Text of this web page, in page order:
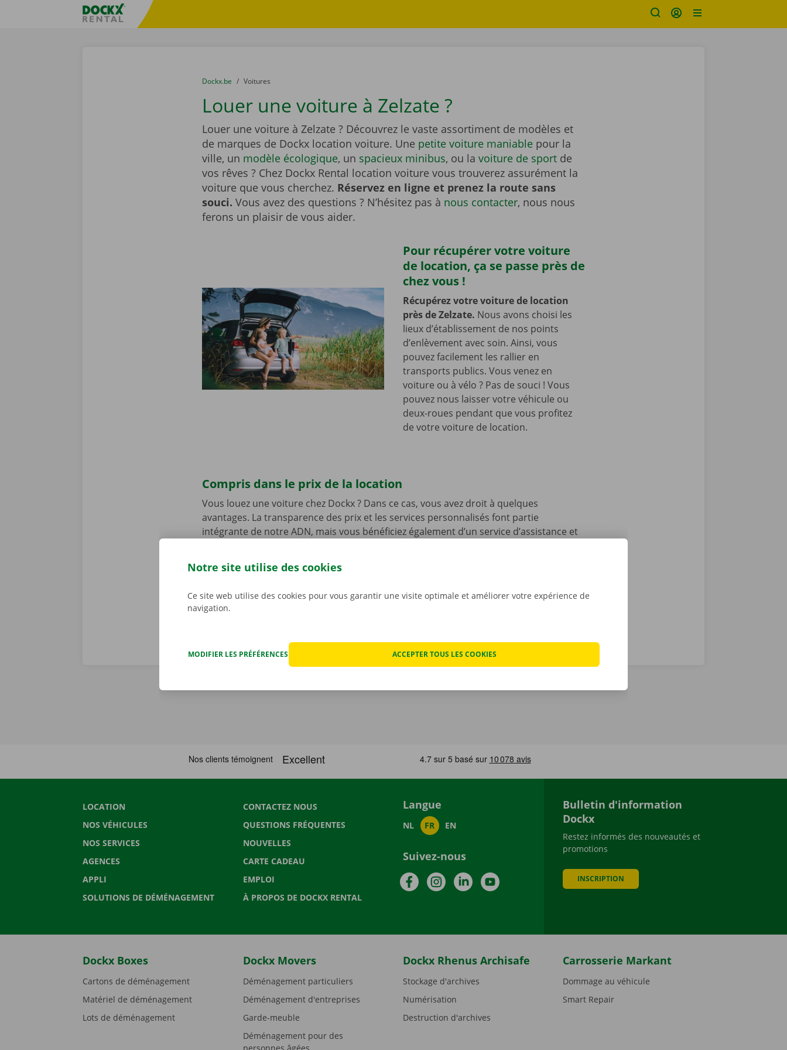
sitename
You are here:
du
Dockx.be to
Voitures
Louer une voiture à Zelzate ?
Louer une voiture à Zelzate ? Découvrez le vaste assortiment de modèles et
de marques de Dockx location voiture. Une petite voiture maniablepour la
ville, un modèle écologique, un spacieux minibus, ou la voiture de sportde
vos rêves ? Chez Dockx Rental location voiture vous trouverez assurément la
voiture que vous cherchez. Réservez en ligne et prenez la route sans
souci. Vous avez des questions ? N’hésitez pas à nous contacter, nous nous
ferons un plaisir de vous aider.
Pour récupérer votre voiture
de location, ça se passe près de
chez vous !
Récupérez votre voiture de location
près de Zelzate. Nous avons choisi les
lieux d’établissement de nos points
d’enlèvement avec soin. Ainsi, vous
pouvez facilement les rallier en
transports publics. Vous venez en
voiture ou à vélo ? Pas de souci ! Vous
pouvez nous laisser votre véhicule ou
deux-roues pendant que vous profitez
de votre voiture de location.
Compris dans le prix de la location
Vous louez une voiture chez Dockx ? Dans ce cas, vous avez droit à quelques
avantages. La transparence des prix et les services personnalisés font partie
intégrante de notre ADN, mais vous bénéficiez également d’un service d’assistance et
toute tranquillité d’esprit.
LOCATION
NOS VÉHICULES
NOS SERVICES
AGENCES
APPLI
SOLUTIONS DE DÉMÉNAGEMENT
CONTACTEZ NOUS
QUESTIONS FRÉQUENTES
NOUVELLES
CARTE CADEAU
EMPLOI
À PROPOS DE DOCKX RENTAL
Langue
NL FR EN
Suivez-nous
FacebookInstagramLinkedInYouTube
Bulletin d'information
Dockx
Restez informés des nouveautés et
promotions
INSCRIPTION
Dockx Boxes
Cartons de déménagement
Matériel de déménagement
Lots de déménagement
Dockx Movers
Déménagement particuliers
Déménagement d'entreprises
Garde-meuble
Déménagement pour des
Dockx Rhenus Archisafe
Stockage d'archives
Numérisation
Destruction d'archives
Carrosserie Markant
Dommage au véhicule
Smart Repair
Notre site utilise des cookies
Ce site web utilise des cookies pour vous garantir une visite optimale et améliorer votre expérience de
navigation.
MODIFIER LES PRÉFÉRENCES ACCEPTER TOUS LES COOKIES